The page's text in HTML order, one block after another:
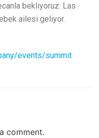
bekliyoruz. Las
ailesi geliyor.
events/summit
comment.